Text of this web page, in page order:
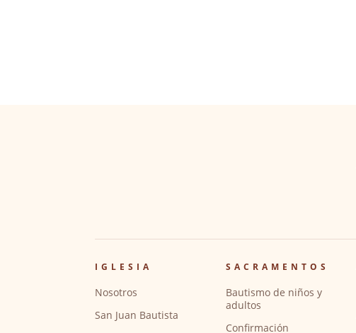
IGLESIA
Nosotros
San Juan Bautista
SACRAMENTOS
Bautismo de niños y
adultos
Confirmación